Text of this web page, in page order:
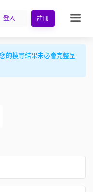
中
登入 註冊
的搜尋結果未必會完整呈